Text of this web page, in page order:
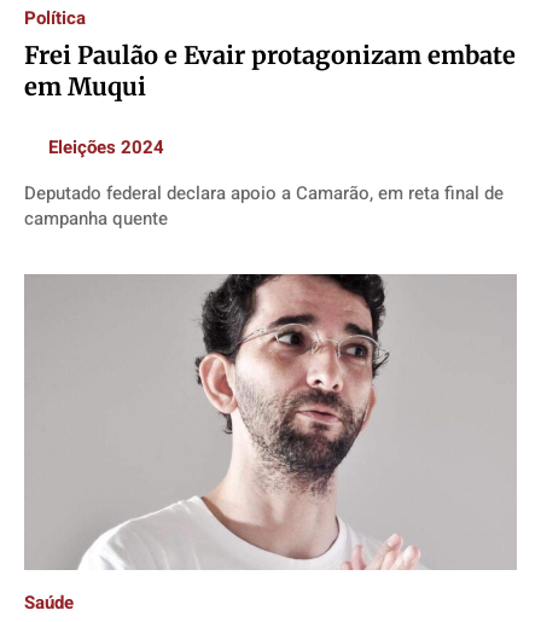
Política
Frei Paulão e Evair protagonizam embate
em Muqui
Eleições 2024
Deputado federal declara apoio a Camarão, em reta final de
campanha quente
Saúde